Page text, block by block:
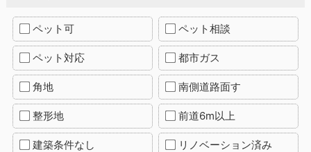
ペット可 ペット相談
ペット対応 都市ガス
角地 南側道路面す
整形地 前道6m以上
建築条件なし リノベーション済み